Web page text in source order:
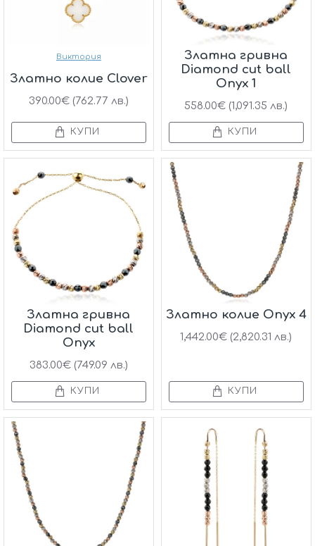
Виктория
Златно колие Clover
390.00€ (762.77 лв.)
КУПИ
Златна гривна
Diamond cut ball
Onyx 1
558.00€ (1,091.35 лв.)
КУПИ
Златна гривна
Diamond cut ball
Onyx
383.00€ (749.09 лв.)
КУПИ
Златно колие Onyx 4
1,442.00€ (2,820.31 лв.)
КУПИ